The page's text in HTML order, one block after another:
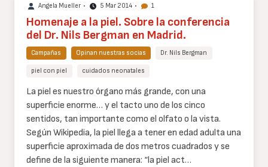
Angela Mueller • 5 Mar 2014 • 1
Homenaje a la piel. Sobre la conferencia
del Dr. Nils Bergman en Madrid.
Campañas Opinan nuestras socias Dr. Nils Bergman
piel con piel cuidados neonatales
Cuerpo
de
texto
La piel es nuestro órgano más grande, con una
superficie enorme… y el tacto uno de los cinco
sentidos, tan importante como el olfato o la vista.
Según Wikipedia, la piel llega a tener en edad adulta una
superficie aproximada de dos metros cuadrados y se
define de la siguiente manera: “la piel act…